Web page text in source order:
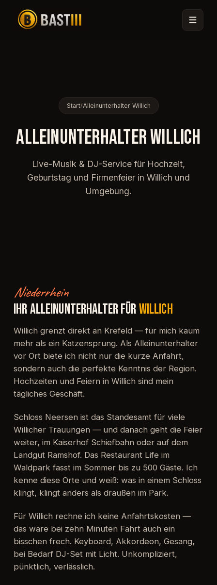
🎟
Start/Alleinunterhalter Willich
ALLEINUNTERHALTER WILLICH
Live-Musik & DJ-Service für Hochzeit,
Geburtstag und Firmenfeier in Willich und
Umgebung.
Niederrhein
IHR ALLEINUNTERHALTER FÜRWILLICH
Willich grenzt direkt an Krefeld — für mich kaum
mehr als ein Katzensprung. Als Alleinunterhalter
vor Ort biete ich nicht nur die kurze Anfahrt,
sondern auch die perfekte Kenntnis der Region.
Hochzeiten und Feiern in Willich sind mein
tägliches Geschäft.
Schloss Neersen ist das Standesamt für viele
Willicher Trauungen — und danach geht die Feier
weiter, im Kaiserhof Schiefbahn oder auf dem
Landgut Ramshof. Das Restaurant Life im
Waldpark fasst im Sommer bis zu 500 Gäste. Ich
kenne diese Orte und weiß: was in einem Schloss
klingt, klingt anders als draußen im Park.
Für Willich rechne ich keine Anfahrtskosten —
das wäre bei zehn Minuten Fahrt auch ein
bisschen frech. Keyboard, Akkordeon, Gesang,
bei Bedarf DJ-Set mit Licht. Unkompliziert,
pünktlich, verlässlich.